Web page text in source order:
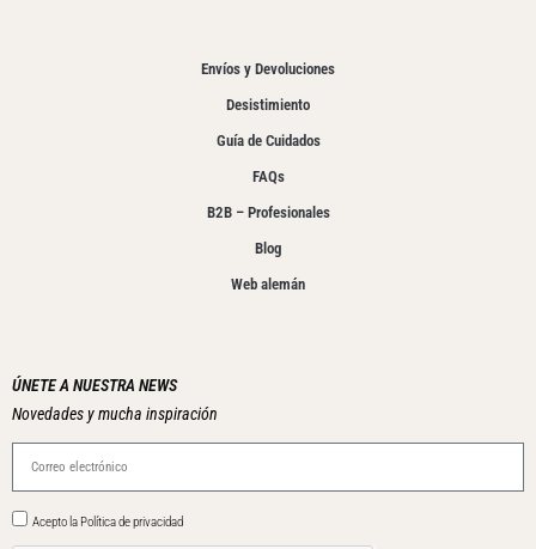
Envíos y Devoluciones
Desistimiento
Guía de Cuidados
FAQs
B2B – Profesionales
Blog
Web alemán
ÚNETE A NUESTRA NEWS
Novedades y mucha inspiración
Acepto la Política de privacidad